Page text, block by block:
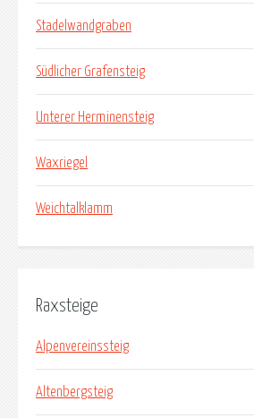
Stadelwandgraben
Südlicher Grafensteig
Unterer Herminensteig
Waxriegel
Weichtalklamm
Raxsteige
Alpenvereinssteig
Altenbergsteig